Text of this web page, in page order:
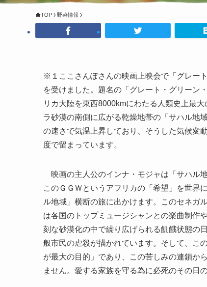
TOP 野菜情報
※１ここさんぽさんの映画上映会で「グレー
を受けました。題名の「グレート・グリーン
リカ大陸を東西8000kmにわたる人類史上最
ラ砂漠の南側に広がる乾燥地帯の「サハル地
の速さで気温上昇しており、そうした気候変
度で留まっています。
映画の主人公のインナ・モジャは「サハル
このＧＧＷというアフリカの「希望」を世界
ル地域」横断の旅に出かけます。このセネガ
は各国のトップミュージシャンとの楽曲制作
刻な砂漠化の中で繰り広げられる飢餓状態の
般市民の虐殺が描かれています。そして、こ
が最大の目的」であり、この苦しみの連鎖か
ません。愛する家族を守る為に必死のその日